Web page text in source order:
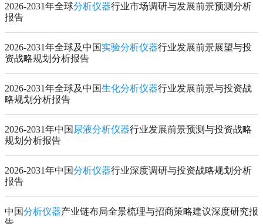
2026-2031年全球分析仪器行业市场调研与发展前景预测分析
报告
2026-2031年全球及中国 实验分析仪器行业发展前景展望与投
资战略规划分析报告
2026-2031年全球及中国生化分析仪器行业发展前景与投资战
略规划分析报告
2026-2031年中国 尿液分析仪器行业发展前景预测与投资战略
规划分析报告
2026-2031年中国分析仪器行业深度调研与投资战略规划分析
报告
中国分析仪器产业链布局全景梳理与招商策略建议深度研究报